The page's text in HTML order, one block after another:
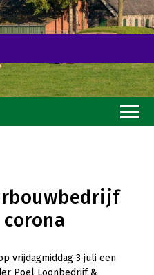
vrijdagmiddag 3 juli een
Poel Loonbedrijf &